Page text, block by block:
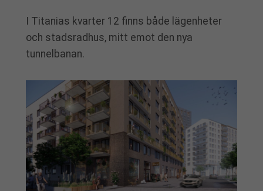
I Titanias kvarter 12 finns både lägenheter
och stadsradhus, mitt emot den nya
tunnelbanan.